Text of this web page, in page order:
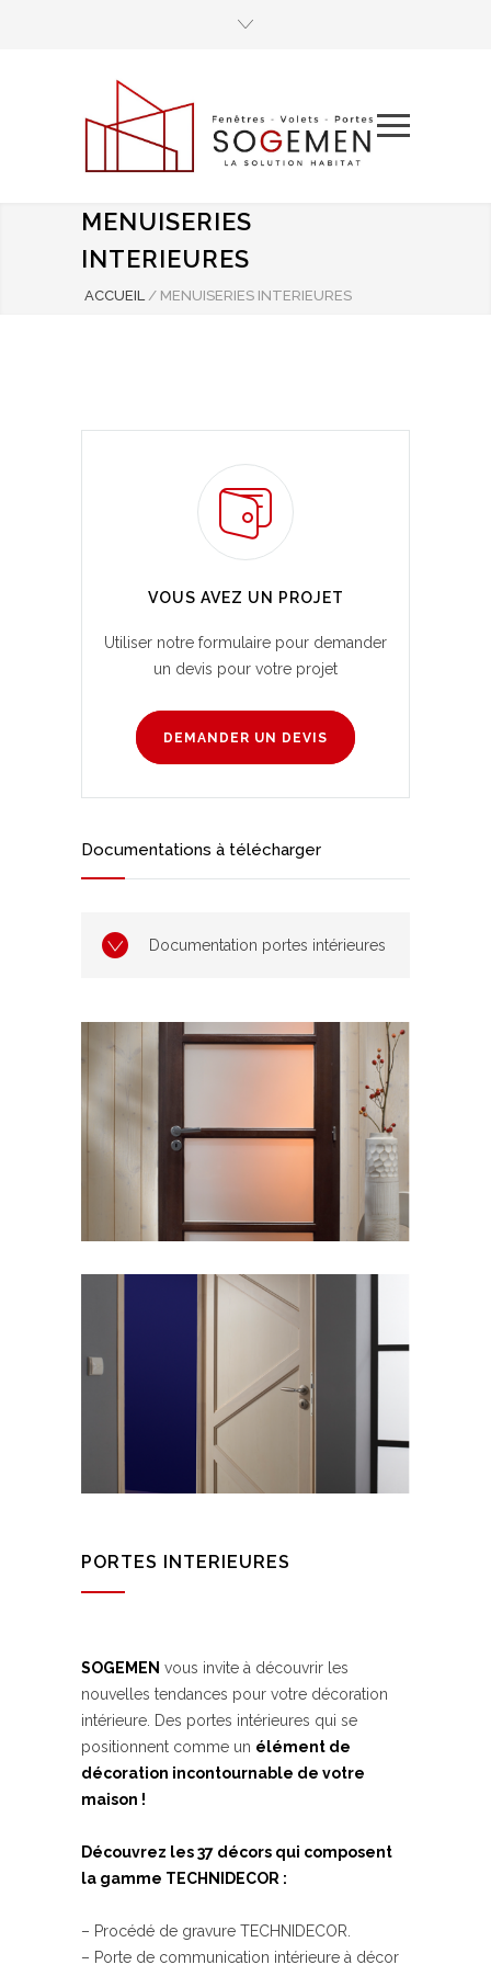
MENUISERIES
INTERIEURES
ACCUEIL / MENUISERIES INTERIEURES
VOUS AVEZ UN PROJET
Utiliser notre formulaire pour demander
un devis pour votre projet
DEMANDER UN DEVIS
Documentations à télécharger
Documentation portes intérieures
PORTES INTERIEURES
SOGEMEN vous invite à découvrir les
nouvelles tendances pour votre décoration
intérieure. Des portes intérieures qui se
positionnent comme un élément de
décoration incontournable de votre
maison !
Découvrez les 37 décors qui composent
la gamme TECHNIDECOR :
– Procédé de gravure TECHNIDECOR.
– Porte de communication intérieure à décor